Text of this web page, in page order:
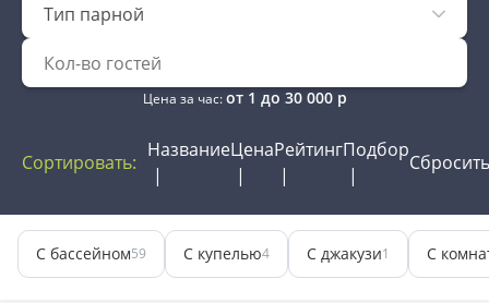
Тип парной
Цена за час:от 1 до 30 000р
Сортировать:
НазваниеЦенаРейтингПодбор
Сбросить
С бассейном59 С купелью4 С джакузи1 С